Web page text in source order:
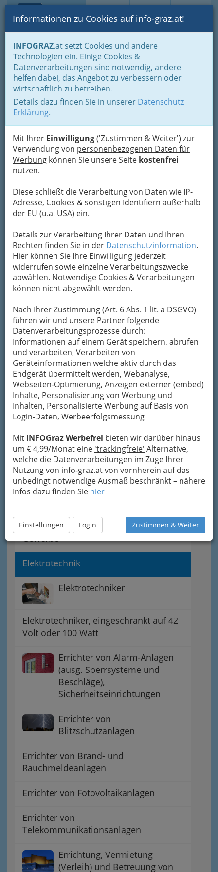
Suche Login Toggle
Informationen zu Cookies auf info-graz.at!
INFOGRAZ.at setzt Cookies und andere
Technologien ein. Einige Cookies &
Datenverarbeitungen sind notwendig, andere
helfen dabei, das Angebot zu verbessern oder
wirtschaftlich zu betreiben.
Details dazu finden Sie in unserer Datenschutz
Erklärung.
Mit Ihrer Einwilligung('Zustimmen & Weiter') zur
Verwendung von personenbezogenen Daten für
Werbung können Sie unsere Seite kostenfrei
nutzen.
Diese schließt die Verarbeitung von Daten wie IP-
Adresse, Cookies & sonstigen Identifiern außerhalb
der EU (u.a. USA) ein.
Details zur Verarbeitung Ihrer Daten und Ihren
Rechten finden Sie in der Datenschutzinformation.
Hier können Sie Ihre Einwilligung jederzeit
widerrufen sowie einzelne Verarbeitungszwecke
abwählen. Notwendige Cookies & Verarbeitungen
können nicht abgewählt werden.
Nach Ihrer Zustimmung (Art. 6 Abs. 1 lit. a DSGVO)
führen wir und unsere Partner folgende
Datenverarbeitungsprozesse durch:
Informationen auf einem Gerät speichern, abrufen
und verarbeiten, Verarbeiten von
Geräteinformationen welche aktiv durch das
Endgerät übermittelt werden, Webanalyse,
Webseiten-Optimierung, Anzeigen externer (embed)
Inhalte, Personalisierung von Werbung und
Inhalten, Personalisierte Werbung auf Basis von
Login-Daten, Werbeerfolgsmessung
Mit INFOGraz Werbefrei bieten wir darüber hinaus
um € 4,99/Monat eine 'trackingfreie' Alternative,
welche die Datenverarbeitungen im Zuge Ihrer
Nutzung von info-graz.at von vornherein auf das
unbedingt notwendige Ausmaß beschränkt – nähere
Infos dazu finden Sie hier
Einstellungen Login Zustimmen & Weiter
Home Branchen
Gewerbe, Handwerk, Banken
Gewerbe & Handwerk, Gliederung der WKO
Landesinnung der Elektro-, Gebäude-, Alarm- und
Kommunikationstechniker
Elektrotechnik
Sulzer Pumps Wastewater
Austria GmbH
Alte Poststraße 271, 8053 Graz
+43 316 405 140-0
+43 316 405 140-4
Karte
Karte anzeigen
Elektro-, Gebäude-, Alarm-
und
Kommunikationstechniker
Audio- und Videoelektroniker
Elektro-, Audio-, Video- und
Alarmanlagentechniker - verschiedene
Gewerbe
Elektrotechnik
Elektrotechniker
Elektrotechniker, eingeschränkt auf 42
Volt oder 100 Watt
Errichter von Alarm-Anlagen
(ausg. Sperrsysteme und
Beschläge),
Sicherheitseinrichtungen
Errichter von
Blitzschutzanlagen
Errichter von Brand- und
Rauchmeldeanlagen
Errichter von Fotovoltaikanlagen
Errichter von
Telekommunikationsanlagen
Errichtung, Vermietung
(Verleih) und Betreuung von